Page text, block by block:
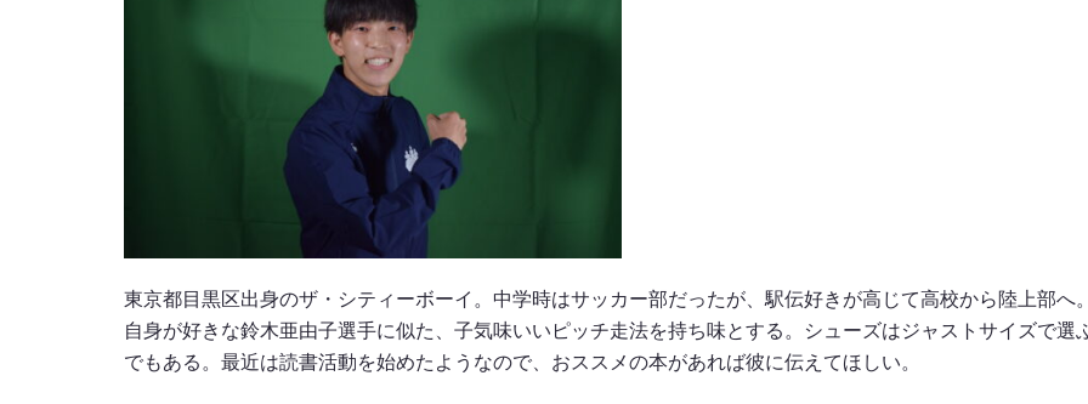
東京都目黒区出身のザ・シティーボーイ。中学時はサッカー部だったが、駅伝好きが高じて高校から陸上部へ
自身が好きな鈴木亜由子選手に似た、子気味いいピッチ走法を持ち味とする。シューズはジャストサイズで選
でもある。最近は読書活動を始めたようなので、おススメの本があれば彼に伝えてほしい。